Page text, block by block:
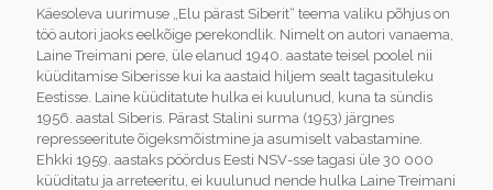
Käesoleva uurimuse „Elu pärast Siberit“ teema valiku põhjus on
töö autori jaoks eelkõige perekondlik. Nimelt on autori vanaema,
Laine Treimani pere, üle elanud 1940. aastate teisel poolel nii
küüditamise Siberisse kui ka aastaid hiljem sealt tagasituleku
Eestisse. Laine küüditatute hulka ei kuulunud, kuna ta sündis
1956. aastal Siberis. Pärast Stalini surma (1953) järgnes
represseeritute õigeksmõistmine ja asumiselt vabastamine.
Ehkki 1959. aastaks pöördus Eesti NSV-sse tagasi üle 30 000
küüditatu ja arreteeritu, ei kuulunud nende hulka Laine Treimani